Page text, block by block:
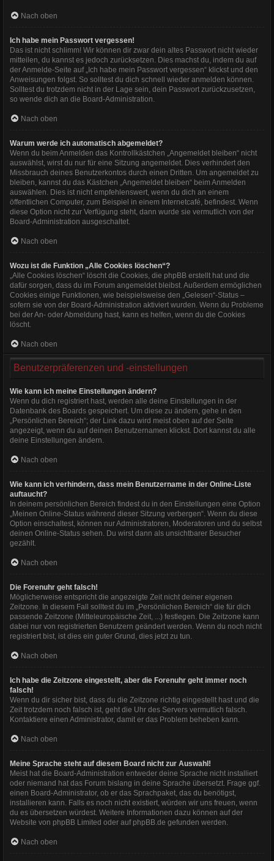
Nach oben
Ich habe mein Passwort vergessen!
Das ist nicht schlimm! Wir können dir zwar dein altes Passwort nicht wieder
mitteilen, du kannst es jedoch zurücksetzen. Dies machst du, indem du auf
der Anmelde-Seite auf „Ich habe mein Passwort vergessen“ klickst und den
Anweisungen folgst. So solltest du dich schnell wieder anmelden können.
Solltest du trotzdem nicht in der Lage sein, dein Passwort zurückzusetzen,
so wende dich an die Board-Administration.
Nach oben
Warum werde ich automatisch abgemeldet?
Wenn du beim Anmelden das Kontrollkästchen „Angemeldet bleiben“ nicht
auswählst, wirst du nur für eine Sitzung angemeldet. Dies verhindert den
Missbrauch deines Benutzerkontos durch einen Dritten. Um angemeldet zu
bleiben, kannst du das Kästchen „Angemeldet bleiben“ beim Anmelden
auswählen. Dies ist nicht empfehlenswert, wenn du dich an einem
öffentlichen Computer, zum Beispiel in einem Internetcafé, befindest. Wenn
diese Option nicht zur Verfügung steht, dann wurde sie vermutlich von der
Board-Administration ausgeschaltet.
Nach oben
Wozu ist die Funktion „Alle Cookies löschen“?
„Alle Cookies löschen“ löscht die Cookies, die phpBB erstellt hat und die
dafür sorgen, dass du im Forum angemeldet bleibst. Außerdem ermöglichen
Cookies einige Funktionen, wie beispielsweise den „Gelesen“-Status –
sofern sie von der Board-Administration aktiviert wurden. Wenn du Probleme
bei der An- oder Abmeldung hast, kann es helfen, wenn du die Cookies
löscht.
Nach oben
Benutzerpräferenzen und -einstellungen
Wie kann ich meine Einstellungen ändern?
Wenn du dich registriert hast, werden alle deine Einstellungen in der
Datenbank des Boards gespeichert. Um diese zu ändern, gehe in den
„Persönlichen Bereich“; der Link dazu wird meist oben auf der Seite
angezeigt, wenn du auf deinen Benutzernamen klickst. Dort kannst du alle
deine Einstellungen ändern.
Nach oben
Wie kann ich verhindern, dass mein Benutzername in der Online-Liste
auftaucht?
In deinem persönlichen Bereich findest du in den Einstellungen eine Option
„Meinen Online-Status während dieser Sitzung verbergen“. Wenn du diese
Option einschaltest, können nur Administratoren, Moderatoren und du selbst
deinen Online-Status sehen. Du wirst dann als unsichtbarer Besucher
gezählt.
Nach oben
Die Forenuhr geht falsch!
Möglicherweise entspricht die angezeigte Zeit nicht deiner eigenen
Zeitzone. In diesem Fall solltest du im „Persönlichen Bereich“ die für dich
passende Zeitzone (Mitteleuropäische Zeit, ...) festlegen. Die Zeitzone kann
dabei nur von registrierten Benutzern geändert werden. Wenn du noch nicht
registriert bist, ist dies ein guter Grund, dies jetzt zu tun.
Nach oben
Ich habe die Zeitzone eingestellt, aber die Forenuhr geht immer noch
falsch!
Wenn du dir sicher bist, dass du die Zeitzone richtig eingestellt hast und die
Zeit trotzdem noch falsch ist, geht die Uhr des Servers vermutlich falsch.
Kontaktiere einen Administrator, damit er das Problem beheben kann.
Nach oben
Meine Sprache steht auf diesem Board nicht zur Auswahl!
Meist hat die Board-Administration entweder deine Sprache nicht installiert
oder niemand hat das Forum bislang in deine Sprache übersetzt. Frage ggf.
einen Board-Administrator, ob er das Sprachpaket, das du benötigst,
installieren kann. Falls es noch nicht existiert, würden wir uns freuen, wenn
du es übersetzen würdest. Weitere Informationen dazu können auf der
Website von phpBB Limited oder auf phpBB.de gefunden werden.
Nach oben